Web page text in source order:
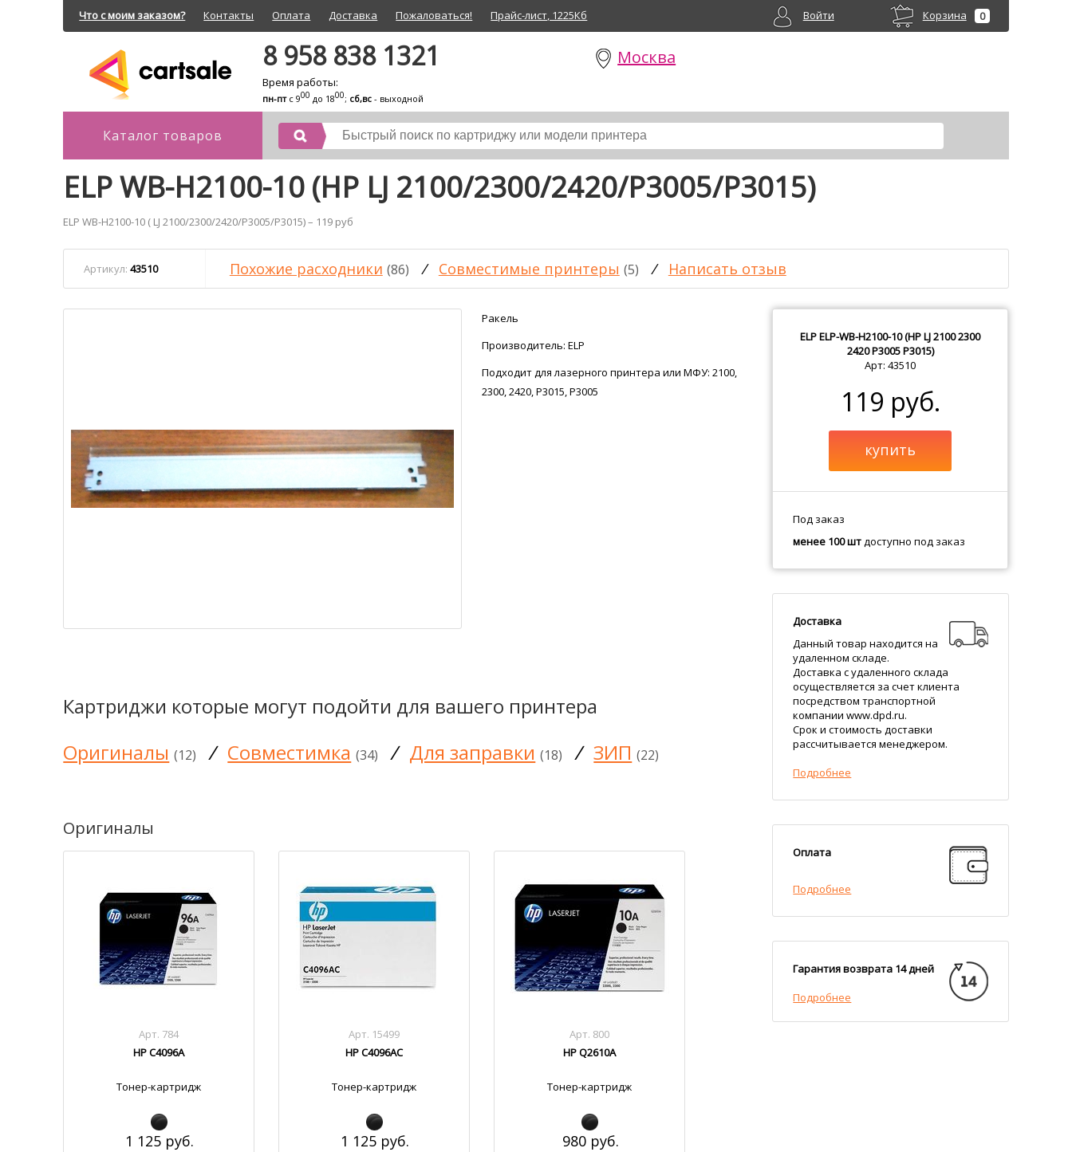
Что с моим заказом? Контакты Оплата Доставка Пожаловаться! Прайс-лист, 1225Кб Корзина 0
Войти
8 958 838 1321
Время работы:
пн-птс 900 до 1800; сб,вс - выходной
Москва
Каталог товаров
ELP WB-H2100-10 (HP LJ 2100/2300/2420/P3005/P3015)
ELP WB-H2100-10 ( LJ 2100/2300/2420/P3005/P3015) – 119 руб
Артикул: 43510 Похожие расходники (86) / Совместимые принтеры (5) / Написать отзыв
Ракель
Производитель:ELP
Подходит для лазерного принтера или МФУ: 2100,
2300, 2420, P3015, P3005
Картриджи которые могут подойти для вашего принтера
Оригиналы (12) / Совместимка (34) / Для заправки (18) / ЗИП (22)
Оригиналы
Арт. 784
HP C4096A
Тонер-картридж
1 125 руб.
Арт. 15499
HP C4096AC
Тонер-картридж
1 125 руб.
Арт. 800
HP Q2610A
Тонер-картридж
980 руб.
ELPELP-WB-H2100-10 (HP LJ 2100 2300
2420 P3005 P3015)
Арт: 43510
119 руб.
купить
Под заказ
менее 100 штдоступно под заказ
Доставка
Данный товар находится на
удаленном складе.
Доставка с удаленного склада
осуществляется за счет клиента
посредством транспортной
компании www.dpd.ru.
Срок и стоимость доставки
рассчитывается менеджером.
Подробнее
Оплата
Подробнее
Гарантия возврата 14 дней
Подробнее